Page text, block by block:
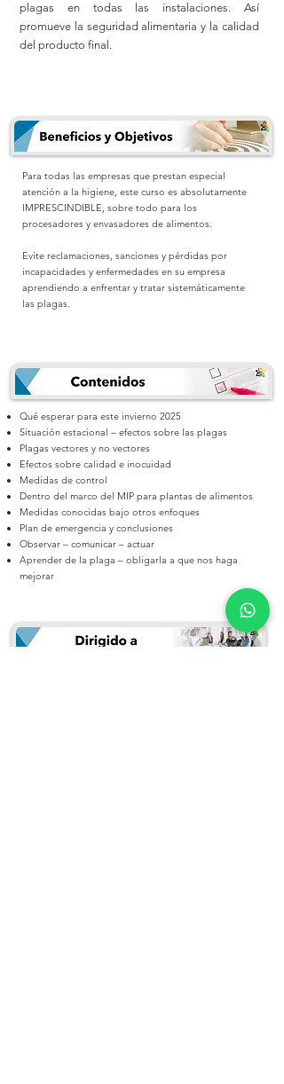
plagas en todas las instalaciones. Así
promueve la seguridad alimentaria y la calidad
del producto final.
Para todas las empresas que prestan especial
atención a la higiene, este curso es absolutamente
IMPRESCINDIBLE, sobre todo para los
procesadores y envasadores de alimentos.
Evite reclamaciones, sanciones y pérdidas por
incapacidades y enfermedades en su empresa
aprendiendo a enfrentar y tratar sistemáticamente
las plagas.
Qué esperar para este invierno 2025
Situación estacional – efectos sobre las plagas
Plagas vectores y no vectores
Efectos sobre calidad e inocuidad
Medidas de control
Dentro del marco del MIP para plantas de alimentos
Medidas conocidas bajo otros enfoques
Plan de emergencia y conclusiones
Observar – comunicar – actuar
Aprender de la plaga – obligarla a que nos haga
mejorar